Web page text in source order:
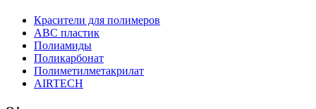
Красители для полимеров
АВС пластик
Полиамиды
Поликарбонат
Полиметилметакрилат
AIRTECH